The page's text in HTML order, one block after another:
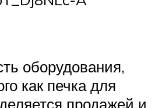
оборудования,
как печка для
продажей и